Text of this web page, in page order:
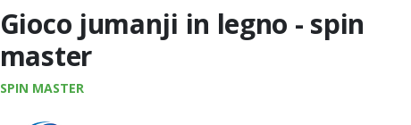
Gioco jumanji in legno - spin
master
SPIN MASTER